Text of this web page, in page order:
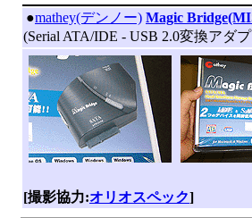
●mathey(デンノー) Magic
(Serial ATA/IDE - USB 2.0変換アダ
[撮影協力:オリオスペック]